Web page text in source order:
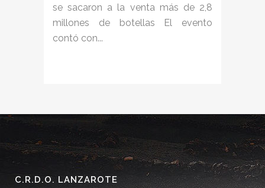
se sacaron a la venta más de 2,8
millones de botellas El evento
contó con...
C.R.D.O. LANZAROTE